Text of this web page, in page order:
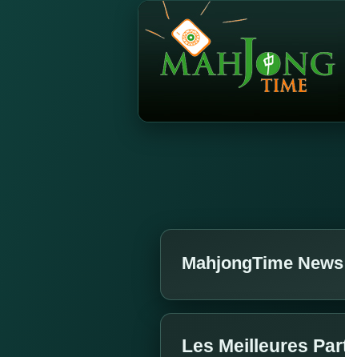
MahjongTime News
Les Meilleures